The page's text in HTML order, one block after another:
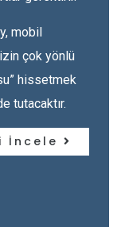
mobil
çok yönlü
hissetmek
tutacaktır.
İncele